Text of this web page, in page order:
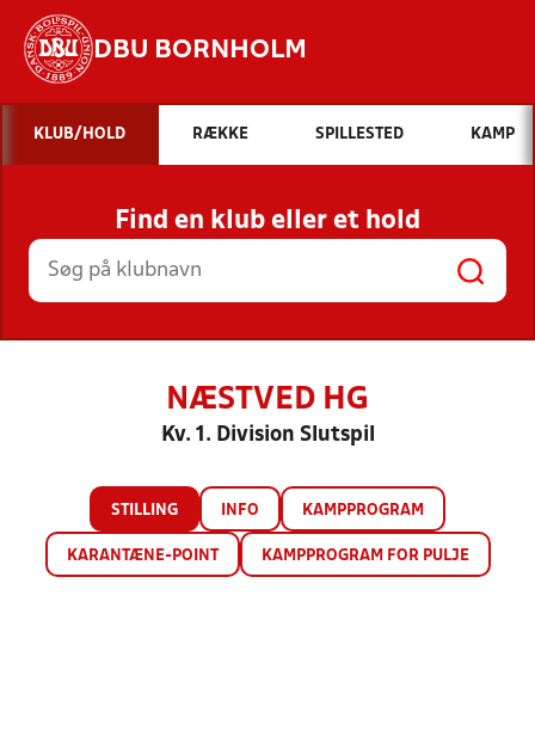
DBU BORNHOLM
Hvad vil du søge efter?
INDHOLD OG NYHEDER
STILLINGER, RESULTATER, KLUBBER OG
HOLD
KLUB/HOLD RÆKKE SPILLESTED KAMP
Find en klub eller et hold
NÆSTVED HG
Kv. 1. Division Slutspil
STILLING INFO KAMPPROGRAM
KARANTÆNE-POINT KAMPPROGRAM FOR PULJE